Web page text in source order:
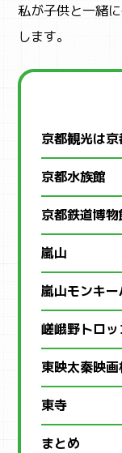
私が子供と一緒
します。
京都観光は
京都水族館
京都鉄道博物
嵐山
嵐山モンキ
嵯峨野トロ
東映太秦映画
東寺
まとめ